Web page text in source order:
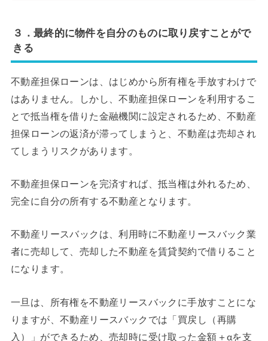
３．最終的に物件を自分のものに取り戻すことがで
きる
不動産担保ローンは、はじめから所有権を手放すわけで
はありません。しかし、不動産担保ローンを利用するこ
とで抵当権を借りた金融機関に設定されるため、不動産
担保ローンの返済が滞ってしまうと、不動産は売却され
てしまうリスクがあります。
不動産担保ローンを完済すれば、抵当権は外れるため、
完全に自分の所有する不動産となります。
不動産リースバックは、利用時に不動産リースバック業
者に売却して、売却した不動産を賃貸契約で借りること
になります。
一旦は、所有権を不動産リースバックに手放すことにな
りますが、不動産リースバックでは「買戻し（再購
入）」ができるため、売却時に受け取った金額＋αを支